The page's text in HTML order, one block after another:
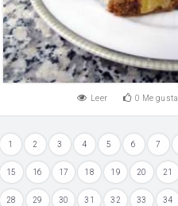
Leer 0 Me gusta
1 2 3 4 5 6 7
15 16 17 18 19 20 21
28 29 30 31 32 33 34